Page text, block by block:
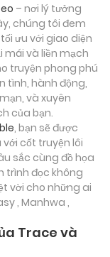
– nơi lý tưởng
chúng tôi đem
ưu với giao diện
và liền mạch
truyện phong phú
tình, hành động,
và xuyên
của bạn.
, bạn sẽ được
cốt truyện lôi
sắc cùng đồ họa
trình đọc không
vời cho những ai
, Manhwa ,
Trace và